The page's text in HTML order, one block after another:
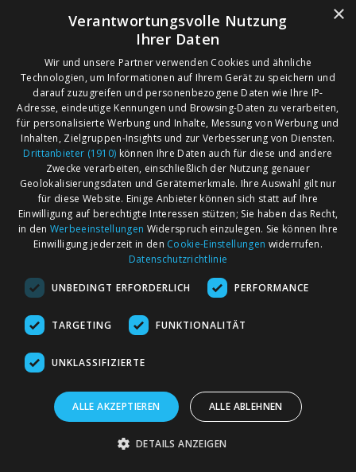
AGB
Impressum
Kontakt
Märkte nach Bundesländern
Märkte nach PLZ
Märkte nach Umkreis
Flohmarkt
×
Verantwortungsvolle Nutzung
Ihrer Daten
Wir und unsere Partner verwenden Cookies und ähnliche
Technologien, um Informationen auf Ihrem Gerät zu speichern und
darauf zuzugreifen und personenbezogene Daten wie Ihre IP-
Adresse, eindeutige Kennungen und Browsing-Daten zu verarbeiten,
für personalisierte Werbung und Inhalte, Messung von Werbung und
Inhalten, Zielgruppen-Insights und zur Verbesserung von Diensten.
Drittanbieter (1910) können Ihre Daten auch für diese und andere
Zwecke verarbeiten, einschließlich der Nutzung genauer
Geolokalisierungsdaten und Gerätemerkmale. Ihre Auswahl gilt nur
für diese Website. Einige Anbieter können sich statt auf Ihre
Einwilligung auf berechtigte Interessen stützen; Sie haben das Recht,
in den Werbeeinstellungen Widerspruch einzulegen. Sie können Ihre
Einwilligung jederzeit in den Cookie-Einstellungen widerrufen.
Datenschutzrichtlinie
UNBEDINGT ERFORDERLICH PERFORMANCE
TARGETING FUNKTIONALITÄT
UNKLASSIFIZIERTE
ALLE AKZEPTIEREN ALLE ABLEHNEN
DETAILS ANZEIGEN